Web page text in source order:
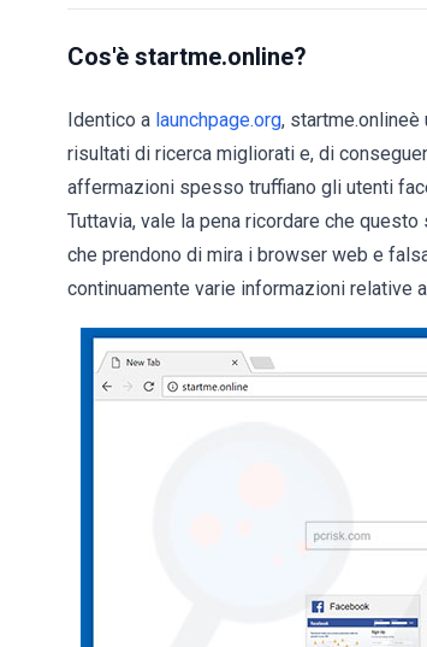
Cos'è startme.online?
Identico a launchpage.org,
risultati di ricerca migliorati e, di
affermazioni spesso truffiano gli utenti
Tuttavia, vale la pena ricordare che
che prendono di mira i browser web e
continuamente varie informazioni relative